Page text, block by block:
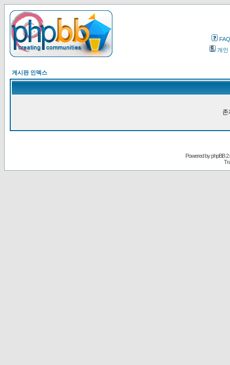
FAQ
개인
게시판 인덱스
존
Powered byphpBB